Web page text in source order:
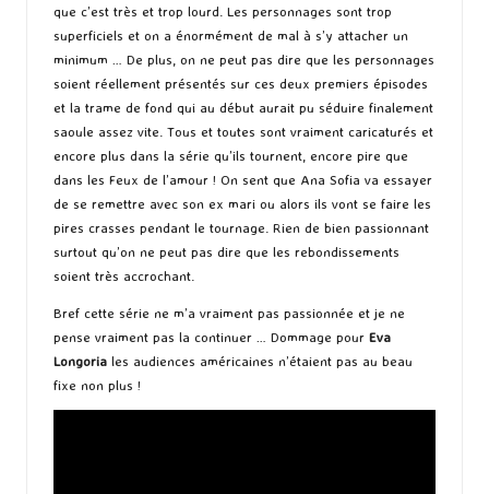
que c’est très et trop lourd. Les personnages sont trop
superficiels et on a énormément de mal à s’y attacher un
minimum … De plus, on ne peut pas dire que les personnages
soient réellement présentés sur ces deux premiers épisodes
et la trame de fond qui au début aurait pu séduire finalement
saoule assez vite. Tous et toutes sont vraiment caricaturés et
encore plus dans la série qu’ils tournent, encore pire que
dans les Feux de l’amour ! On sent que Ana Sofia va essayer
de se remettre avec son ex mari ou alors ils vont se faire les
pires crasses pendant le tournage. Rien de bien passionnant
surtout qu’on ne peut pas dire que les rebondissements
soient très accrochant.
Bref cette série ne m’a vraiment pas passionnée et je ne
pense vraiment pas la continuer … Dommage pour Eva
Longoria les audiences américaines n’étaient pas au beau
fixe non plus !